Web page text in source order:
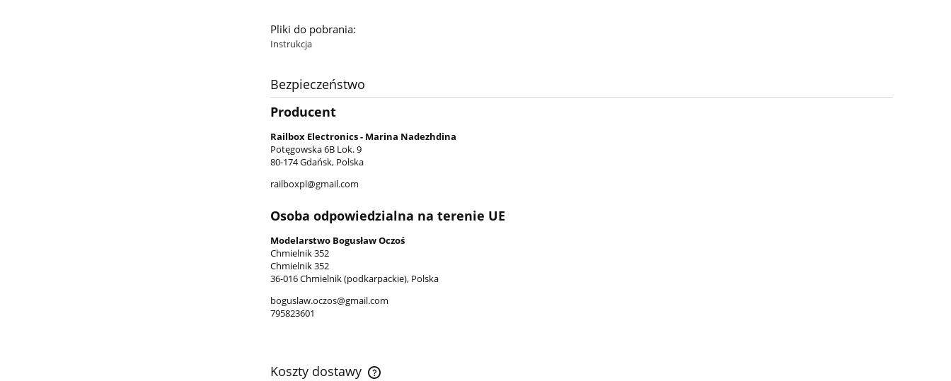
Pliki do pobrania:
Instrukcja
Bezpieczeństwo
Producent
Railbox Electronics - Marina Nadezhdina
Potęgowska 6B Lok. 9
80-174 Gdańsk, Polska
railboxpl@gmail.com
Osoba odpowiedzialna na terenie UE
Modelarstwo Bogusław Oczoś
Chmielnik 352
Chmielnik 352
36-016 Chmielnik (podkarpackie), Polska
boguslaw.oczos@gmail.com
795823601
Koszty dostawy